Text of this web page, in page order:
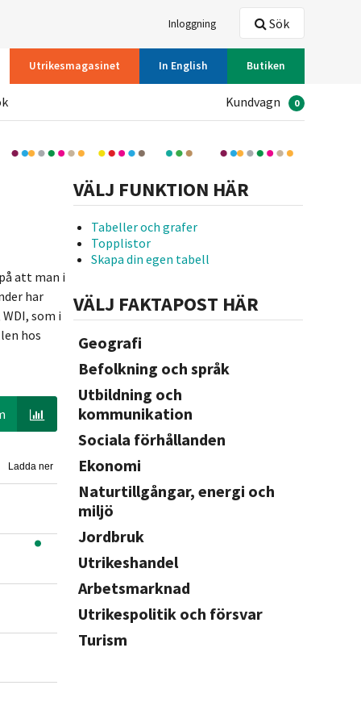
Inloggning
Utrikesmagasinet In English Butiken
Sök
Kundvagn 0
att man i
har
som i
hos
Ladda ner
VÄLJ FUNKTION HÄR
Tabeller och grafer
Topplistor
Skapa din egen tabell
VÄLJ FAKTAPOST HÄR
Geografi
Befolkning och språk
Utbildning och
kommunikation
Sociala förhållanden
Ekonomi
Naturtillgångar, energi och
miljö
Jordbruk
Utrikeshandel
Arbetsmarknad
Utrikespolitik och försvar
Turism